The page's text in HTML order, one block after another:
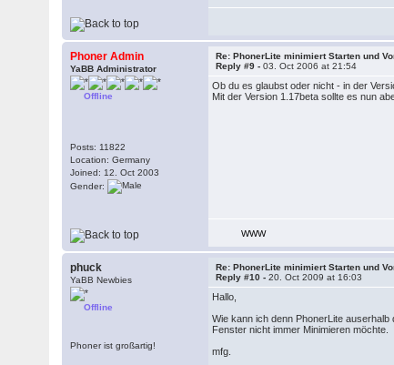
Phoner Admin
YaBB Administrator
Offline
Posts: 11822
Location: Germany
Joined: 12. Oct 2003
Gender:
Re: PhonerLite minimiert Starten und
Reply #9 -03. Oct 2006 at 21:54
Ob du es glaubst oder nicht - in der
Mit der Version 1.17beta sollte es nun
WWW
phuck
YaBB Newbies
Offline
Phoner ist großartig!
Re: PhonerLite minimiert Starten und
Reply #10 -20. Oct 2009 at 16:03
Hallo,
Wie kann ich denn PhonerLite
Fenster nicht immer Minimieren möchte.
mfg.